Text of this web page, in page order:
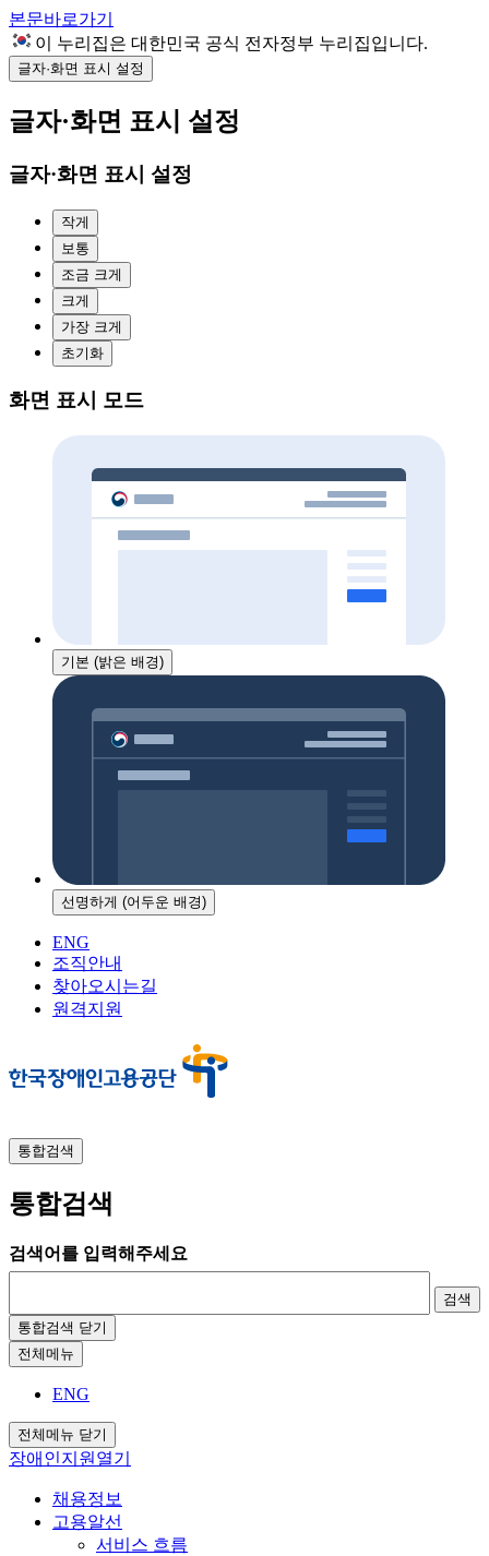
본문바로가기
이 누리집은 대한민국 공식 전자정부 누리집입니다.
글자·화면 표시 설정
글자·화면 표시 설정
글자·화면 표시 설정
작게
보통
조금 크게
크게
가장 크게
초기화
화면 표시 모드
기본 (밝은 배경)
선명하게 (어두운 배경)
ENG
조직안내
찾아오시는길
원격지원
통합검색
통합검색
검색어를 입력해주세요
검색
통합검색 닫기
전체메뉴
ENG
전체메뉴 닫기
장애인지원 열기
채용정보
고용알선
서비스 흐름